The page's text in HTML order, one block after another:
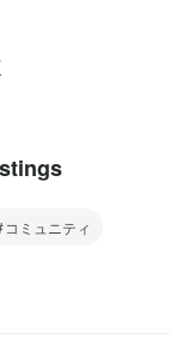
コミュニティ